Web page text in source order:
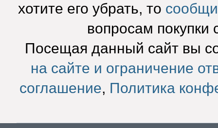
хотите его убрать, то
вопросам покупки
Посещая данный сайт вы
на сайте и ограничение
соглашение, Политика